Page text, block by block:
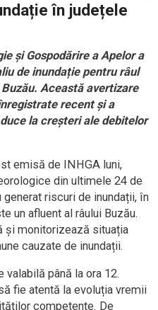
în județele
și Gospodărire a Apelor a
de inundație pentru râul
Această avertizare
recent și a
la creșteri ale debitelor
emisă de INHGA luni,
din ultimele 24 de
riscuri de inundații, în
un afluent al râului Buzău.
și monitorizează situația
cauzate de inundații.
până la ora 12.
fie atentă la evoluția vremii
competente. De